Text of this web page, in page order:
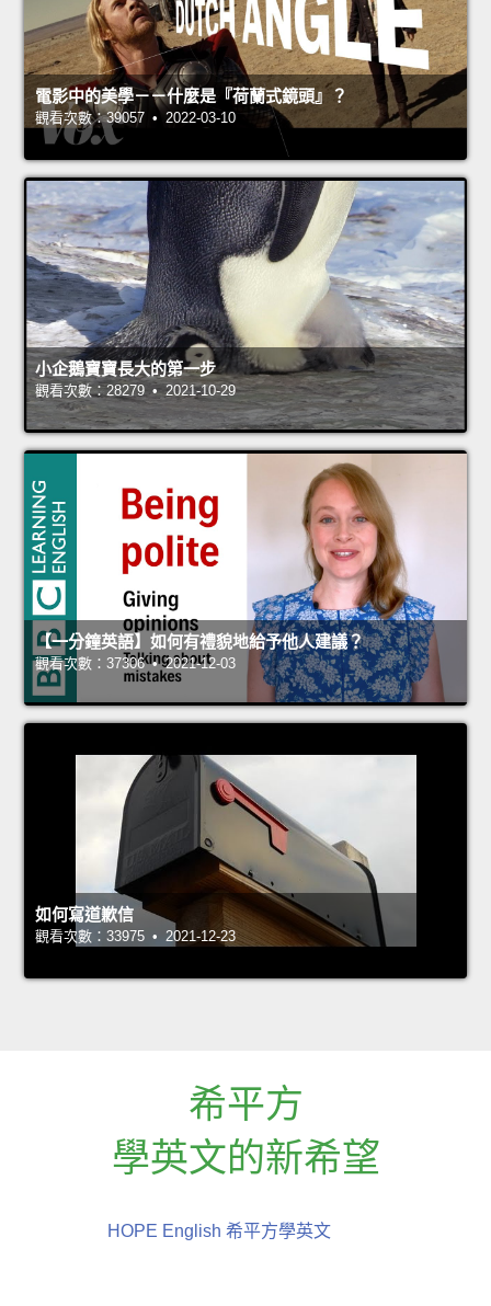
電影中的美學－－什麼是『荷蘭式鏡頭』？
觀看次數：39057 • 2022-03-10
小企鵝寶寶長大的第一步
觀看次數：28279 • 2021-10-29
【一分鐘英語】如何有禮貌地給予他人建議？
觀看次數：37306 • 2021-12-03
如何寫道歉信
觀看次數：33975 • 2021-12-23
希平方
學英文的新希望
HOPE English 希平方學英文